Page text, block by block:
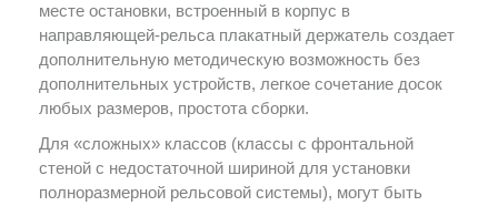
месте остановки, встроенный в корпус в
направляющей-рельса плакатный держатель создает
дополнительную методическую возможность без
дополнительных устройств, легкое сочетание досок
любых размеров, простота сборки.
Для «сложных» классов (классы с фронтальной
стеной с недостаточной шириной для установки
полноразмерной рельсовой системы), могут быть